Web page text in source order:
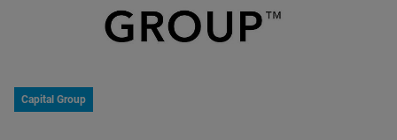
Capital Group